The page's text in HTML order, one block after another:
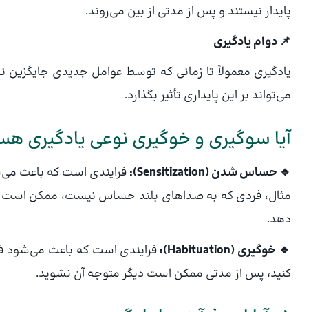
پایدار نیستند و پس از مدتی از بین می‌روند.
📌 دوام یادگیری
یادگیری معمولاً تا زمانی که توسط عوامل جدیدی جایگزین
می‌تواند بر این پایداری تأثیر بگذارد.
آیا سوگیری و خوگیری نوعی یادگیری
🔹 حساس شدن (Sensitization):
فرایندی است که باعث
مثال، فردی که به صداهای بلند حساس نیست، ممکن است
دهد.
🔹 خوگیری (Habituation):
فرایندی است که باعث می‌شود
کنید، پس از مدتی ممکن است دیگر متوجه آن نشوید.